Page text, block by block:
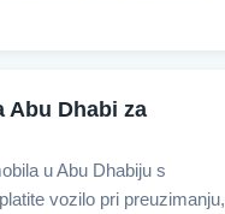
Abu Dhabi za
u Abu Dhabiju s
vozilo pri preuzimanju,